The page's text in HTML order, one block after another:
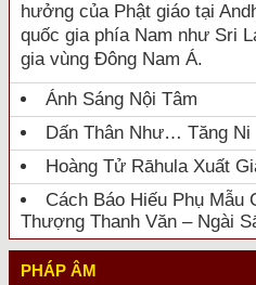
hưởng của Phật giáo tại
quốc gia phía Nam như Sri
gia vùng Đông Nam Á.
Ánh Sáng Nội Tâm
Dấn Thân Như… Tăng Ni
Hoàng Tử Rāhula Xuất
Cách Báo Hiếu Phụ Mẫu
Thượng Thanh Văn – Ngài
PHÁP ÂM